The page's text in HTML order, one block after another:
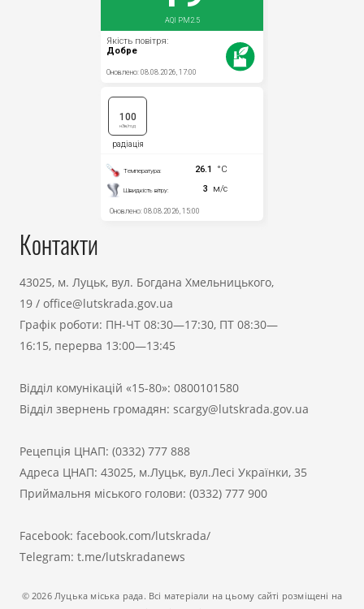
Контакти
43025, м. Луцьк, вул. Богдана Хмельницького,
19 / office@lutskrada.gov.ua
Графік роботи: ПН-ЧТ 08:30—17:30, ПТ 08:30—
16:15, перерва 13:00—13:45
Відділ комунікацій «15-80»: 0800101580
Відділ звернень громадян: scargy@lutskrada.gov.ua
Рецепція ЦНАП: (0332) 777 888
Адреса ЦНАП: 43025, м.Луцьк, вул.Лесі Українки, 35
Приймальня міського голови: (0332) 777 900
Facebook: facebook.com/lutskrada/
Telegram: t.me/lutskradanews
© 2026 Луцька міська рада. Всі матеріали на цьому сайті розміщені на